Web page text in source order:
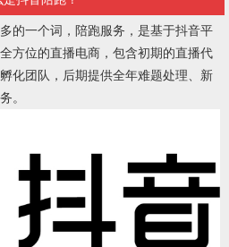
的一个词，陪跑服务，是基于抖音平
方位的直播电商，包含初期的直播代
化团队，后期提供全年难题处理、新
。